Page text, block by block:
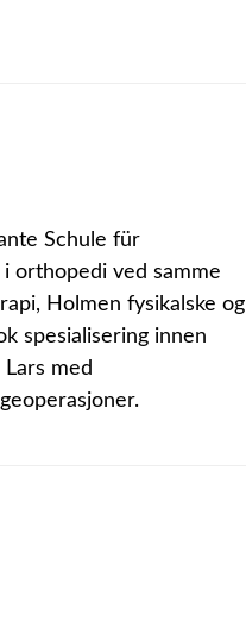
Schule für
orthopedi ved samme
Holmen fysikalske og
spesialisering innen
med